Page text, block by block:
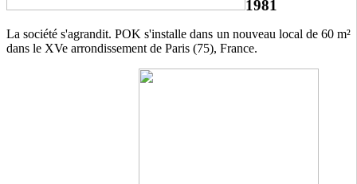
1981
La société s'agrandit. POK s'installe dans un nouveau local de 60 m²
dans le XVe arrondissement de Paris (75), France.